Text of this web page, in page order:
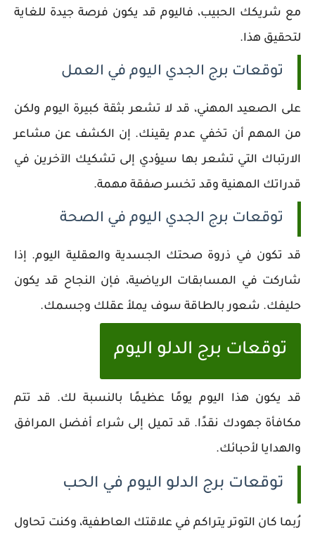
مع شريكك الحبيب، فاليوم قد يكون فرصة جيدة للغاية
لتحقيق هذا.
توقعات برج الجدي اليوم في العمل
على الصعيد المهني، قد لا تشعر بثقة كبيرة اليوم ولكن
من المهم أن تخفي عدم يقينك. إن الكشف عن مشاعر
الارتباك التي تشعر بها سيؤدي إلى تشكيك الآخرين في
قدراتك المهنية وقد تخسر صفقة مهمة.
توقعات برج الجدي اليوم في الصحة
قد تكون في ذروة صحتك الجسدية والعقلية اليوم. إذا
شاركت في المسابقات الرياضية، فإن النجاح قد يكون
حليفك. شعور بالطاقة سوف يملأ عقلك وجسمك.
توقعات برج الدلو اليوم
قد يكون هذا اليوم يومًا عظيمًا بالنسبة لك. قد تتم
مكافأة جهودك نقدًا. قد تميل إلى شراء أفضل المرافق
والهدايا لأحبائك.
توقعات برج الدلو اليوم في الحب
رُبما كان التوتر يتراكم في علاقتك العاطفية، وكنت تحاول